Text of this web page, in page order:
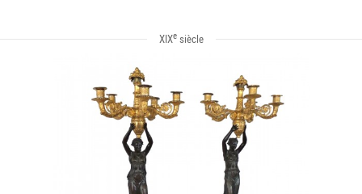
XIXesiècle